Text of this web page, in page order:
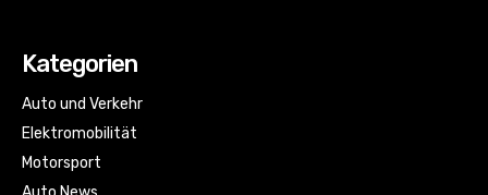
Kategorien
Auto und Verkehr
Elektromobilität
Motorsport